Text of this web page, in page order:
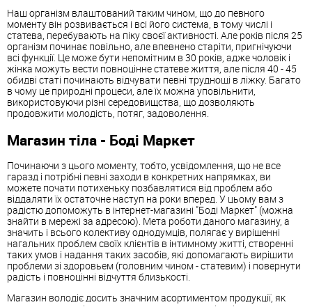
Наш організм влаштований таким чином, що до певного
моменту він розвивається і всі його система, в тому числі і
статева, перебувають на піку своєї активності. Але років після 25
організм починає повільно, але впевнено старіти, пригнічуючи
всі функції. Це може бути непомітним в 30 років, адже чоловік і
жінка можуть вести повноцінне статеве життя, але після 40 - 45
обидві статі починають відчувати певні труднощі в ліжку. Багато
в чому це природні процеси, але їх можна уповільнити,
використовуючи різні середовищства, що дозволяють
продовжити молодість, потяг, задоволення.
Магазин тіла - Боді Маркет
Починаючи з цього моменту, тобто, усвідомлення, що не все
гаразд і потрібні певні заходи в конкретних напрямках, ви
можете почати потихеньку позбавлятися від проблем або
віддаляти їх остаточне наступ на роки вперед. У цьому вам з
радістю допоможуть в інтернет-магазині "Боді Маркет" (можна
знайти в мережі за адресою). Мета роботи даного магазину, а
значить і всього колективу однодумців, полягає у вирішенні
нагальних проблем своїх клієнтів в інтимному житті, створенні
таких умов і надання таких засобів, які допомагають вирішити
проблеми зі здоровьем (головним чином - статевим) і повернути
радість і повноцінні відчуття близькості.
Магазин володіє досить значним асортиментом продукції, як